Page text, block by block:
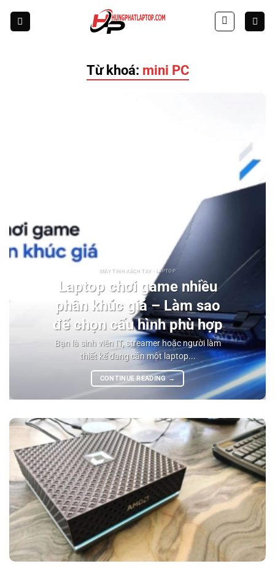
Từ khoá: mini PC
MÁY TÍNH XÁCH TAY - LAPTOP
Laptop chơi game nhiều
phân khúc giá – Làm sao
để chọn cấu hình phù hợp
Bạn là sinh viên IT, streamer hoặc người làm
thiết kế đang cần một laptop...
CONTINUE READING→